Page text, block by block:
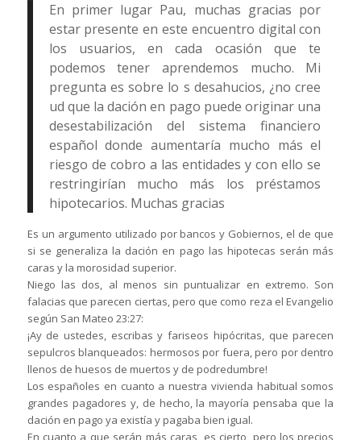
En primer lugar Pau, muchas gracias por
estar presente en este encuentro digital con
los usuarios, en cada ocasión que te
podemos tener aprendemos mucho. Mi
pregunta es sobre lo s desahucios, ¿no cree
ud que la dación en pago puede originar una
desestabilización del sistema financiero
español donde aumentaría mucho más el
riesgo de cobro a las entidades y con ello se
restringirían mucho más los préstamos
hipotecarios. Muchas gracias
Es un argumento utilizado por bancos y Gobiernos, el de que
si se generaliza la dación en pago las hipotecas serán más
caras y la morosidad superior.
Niego las dos, al menos sin puntualizar en extremo. Son
falacias que parecen ciertas, pero que como reza el Evangelio
según San Mateo 23:27:
¡Ay de ustedes, escribas y fariseos hipócritas, que parecen
sepulcros blanqueados: hermosos por fuera, pero por dentro
llenos de huesos de muertos y de podredumbre!
Los españoles en cuanto a nuestra vivienda habitual somos
grandes pagadores y, de hecho, la mayoría pensaba que la
dación en pago ya existía y pagaba bien igual.
En cuanto a que serán más caras, es cierto, pero los precios